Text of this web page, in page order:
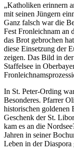
„Katholiken erinnern
mit seinen Jüngern
Ganz falsch war die
Fest Fronleichnam an
das Brot gebrochen
diese Einsetzung der
zeigen. Das Bild in
Staffelsee in
In St. Peter-Ording
Besonderes. Pfarrer
historischen goldenen
Geschenk der St.
kam es an die
Jahren in seiner
Leben in der Diaspora